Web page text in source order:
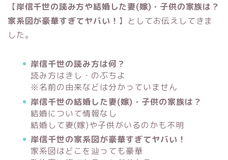
【岸信千世の読み方や結婚した妻(嫁)・子供の家族は？
家系図が豪華すぎてヤバい！ 】としてお伝えしてきま
した。
岸信千世の読み方は何？
読み方はきし・のぶちよ
※名前の由来などは分かっていません
岸信千世の結婚した妻(嫁)・子供の家族は？
結婚について情報なし
結婚して妻(嫁)や子供がいるのかも不明
岸信千世の家系図が豪華すぎてヤバい！
家系図はどこを辿っても豪華